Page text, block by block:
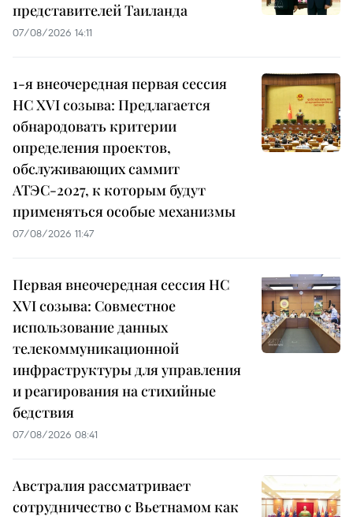
представителей Таиланда
07/08/2026 14:11
1-я внеочередная первая сессия
НС XVI созыва: Предлагается
обнародовать критерии
определения проектов,
обслуживающих саммит
АТЭС-2027, к которым будут
применяться особые механизмы
07/08/2026 11:47
Первая внеочередная сессия НС
XVI созыва: Совместное
использование данных
телекоммуникационной
инфраструктуры для управления
и реагирования на стихийные
бедствия
07/08/2026 08:41
Австралия рассматривает
сотрудничество с Вьетнамом как